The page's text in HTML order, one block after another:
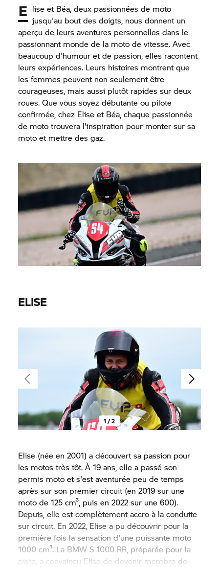
E lise et Béa, deux passionnées de moto
jusqu'au bout des doigts, nous donnent un
aperçu de leurs aventures personnelles dans le
passionnant monde de la moto de vitesse. Avec
beaucoup d'humour et de passion, elles racontent
leurs expériences. Leurs histoires montrent que
les femmes peuvent non seulement être
courageuses, mais aussi plutôt rapides sur deux
roues. Que vous soyez débutante ou pilote
confirmée, chez Elise et Béa, chaque passionnée
de moto trouvera l'inspiration pour monter sur sa
moto et mettre des gaz.
ELISE
1 / 2
Elise (née en 2001) a découvert sa passion pour
les motos très tôt. À 19 ans, elle a passé son
permis moto et s'est aventurée peu de temps
après sur son premier circuit (en 2019 sur une
moto de 125 cm³, puis en 2022 sur une 600).
Depuis, elle est complètement accro à la conduite
sur circuit. En 2022, Elise a pu découvrir pour la
première fois la sensation d'une puissante moto
1000 cm³. La BMWS 1000 RR, préparée pour la
piste, a convaincu Elise de devenir membre de